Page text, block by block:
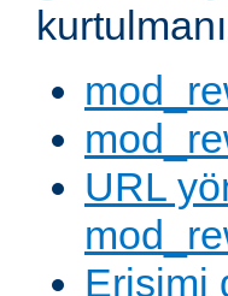
URL
Erişimi